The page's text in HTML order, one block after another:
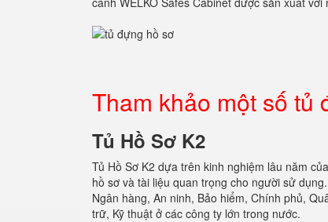
Tham khảo một số tủ
Tủ Hồ Sơ K2
Tủ Hồ Sơ K2 dựa trên kinh nghiệm lâu năm
hồ sơ và tài liệu quan trọng cho người sử
Ngân hàng, An ninh, Bảo hiểm, Chính phủ,
trữ, Kỹ thuật ở các công ty lớn trong nước.